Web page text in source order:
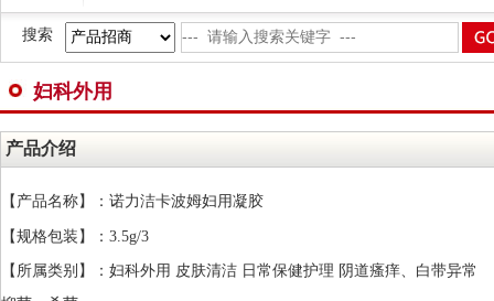
搜索
妇科外用
产品介绍
【产品名称】：诺力洁卡波姆妇用凝胶
【规格包装】：3.5g/3
【所属类别】：妇科外用 皮肤清洁 日常保健护理 阴道瘙痒、白带异常